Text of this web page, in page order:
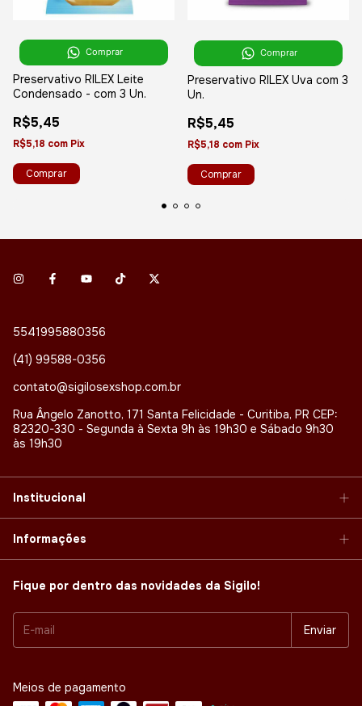
Comprar
Preservativo RILEX Leite
Condensado - com 3 Un.
R$5,45
R$5,18 com Pix
Comprar
Preservativo RILEX Uva com 3
Un.
R$5,45
R$5,18 com Pix
5541995880356
(41) 99588-0356
contato@sigilosexshop.com.br
Rua Ângelo Zanotto, 171 Santa Felicidade - Curitiba, PR CEP:
82320-330 - Segunda à Sexta 9h às 19h30 e Sábado 9h30
às 19h30
Institucional
Informações
Fique por dentro das novidades da Sigilo!
Meios de pagamento